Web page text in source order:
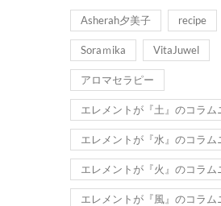
Asherah夕美子 recipe
Soraｍika VitaJuwel
アロマセラピー
エレメントが『土』のコラム
エレメントが『水』のコラム
エレメントが『火』のコラム
エレメントが『風』のコラム